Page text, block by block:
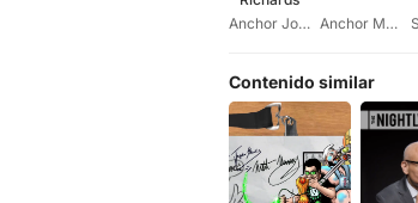
Anchor Jozef K. Richards
Anchor Matt Henry
Contenido similar